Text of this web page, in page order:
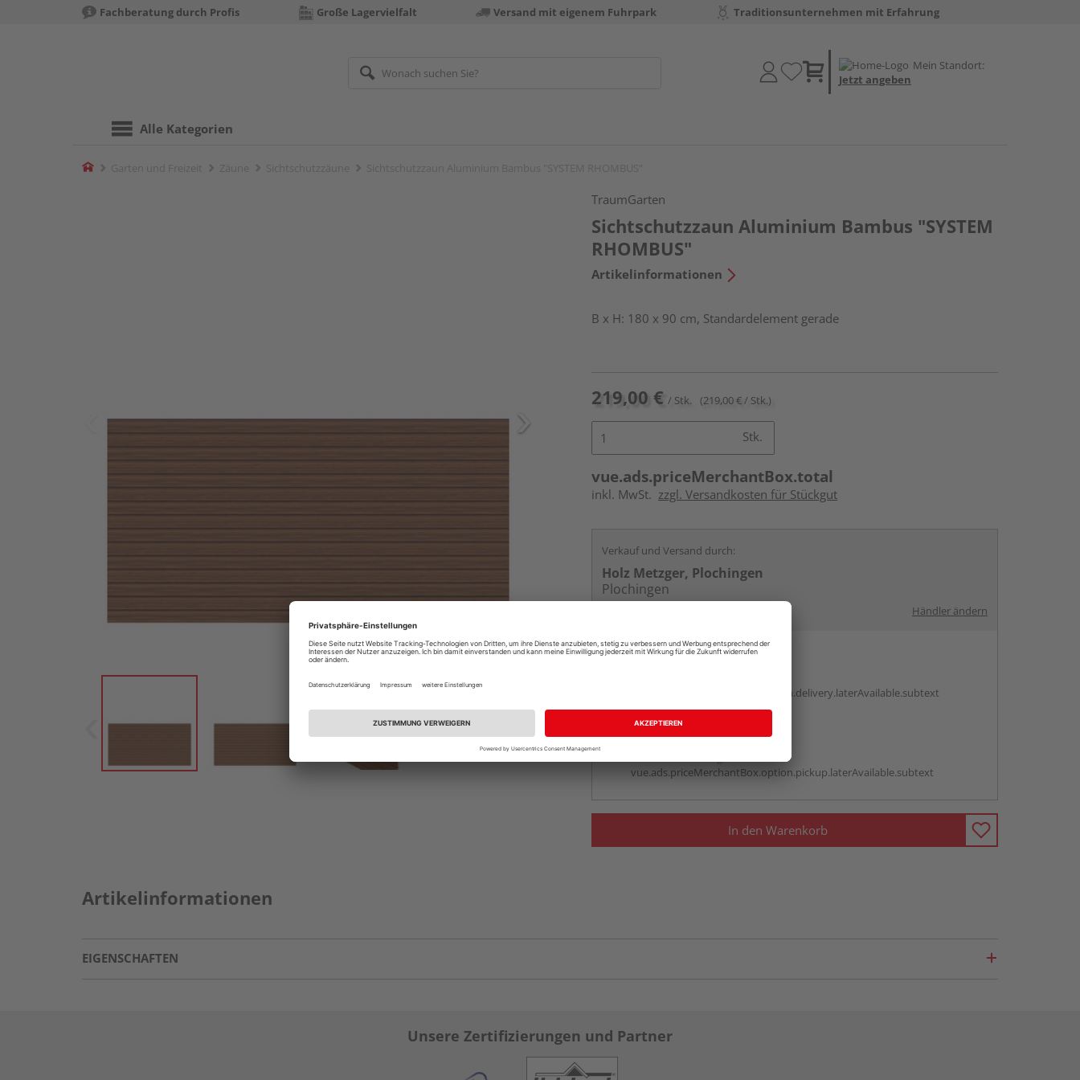
Fachberatung durch Profis Große Lagervielfalt Versand mit eigenem Fuhrpark Traditionsunternehmen mit Erfahrung
Mein Standort:
Jetzt angeben
Alle Kategorien
Home
TraumGarten
Sichtschutzzaun Aluminium Bambus "SYSTEM
RHOMBUS"
Artikelinformationen
B x H: 180 x 90 cm, Standardelement gerade
219,00 € / Stk. (219,00 € / Stk.)
Stk.
vue.ads.priceMerchantBox.total
inkl. MwSt. zzgl. Versandkosten für Stückgut
Verkauf und Versand durch:
Holz Metzger, Plochingen
Plochingen
Händler ändern
Online bestellen
vue.ads.priceMerchantBox.option.delivery.laterAvailable.subtext
Beim Händler abholen
vue.ads.priceMerchantBox.option.pickup.laterAvailable.subtext
In den Warenkorb
Artikelinformationen
EIGENSCHAFTEN
Unsere Zertifizierungen und Partner